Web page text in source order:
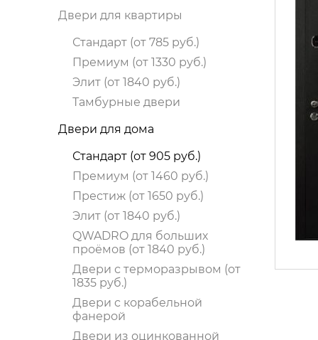
Двери для квартиры
Стандарт (от 785 руб.)
Премиум (от 1330 руб.)
Элит (от 1840 руб.)
Тамбурные двери
Двери для дома
Стандарт (от 905 руб.)
Премиум (от 1460 руб.)
Престиж (от 1650 руб.)
Элит (от 1840 руб.)
QWADRO для больших
проёмов (от 1840 руб.)
Двери с терморазрывом (от
1835 руб.)
Двери c корабельной
фанерой
Двери из оцинкованной